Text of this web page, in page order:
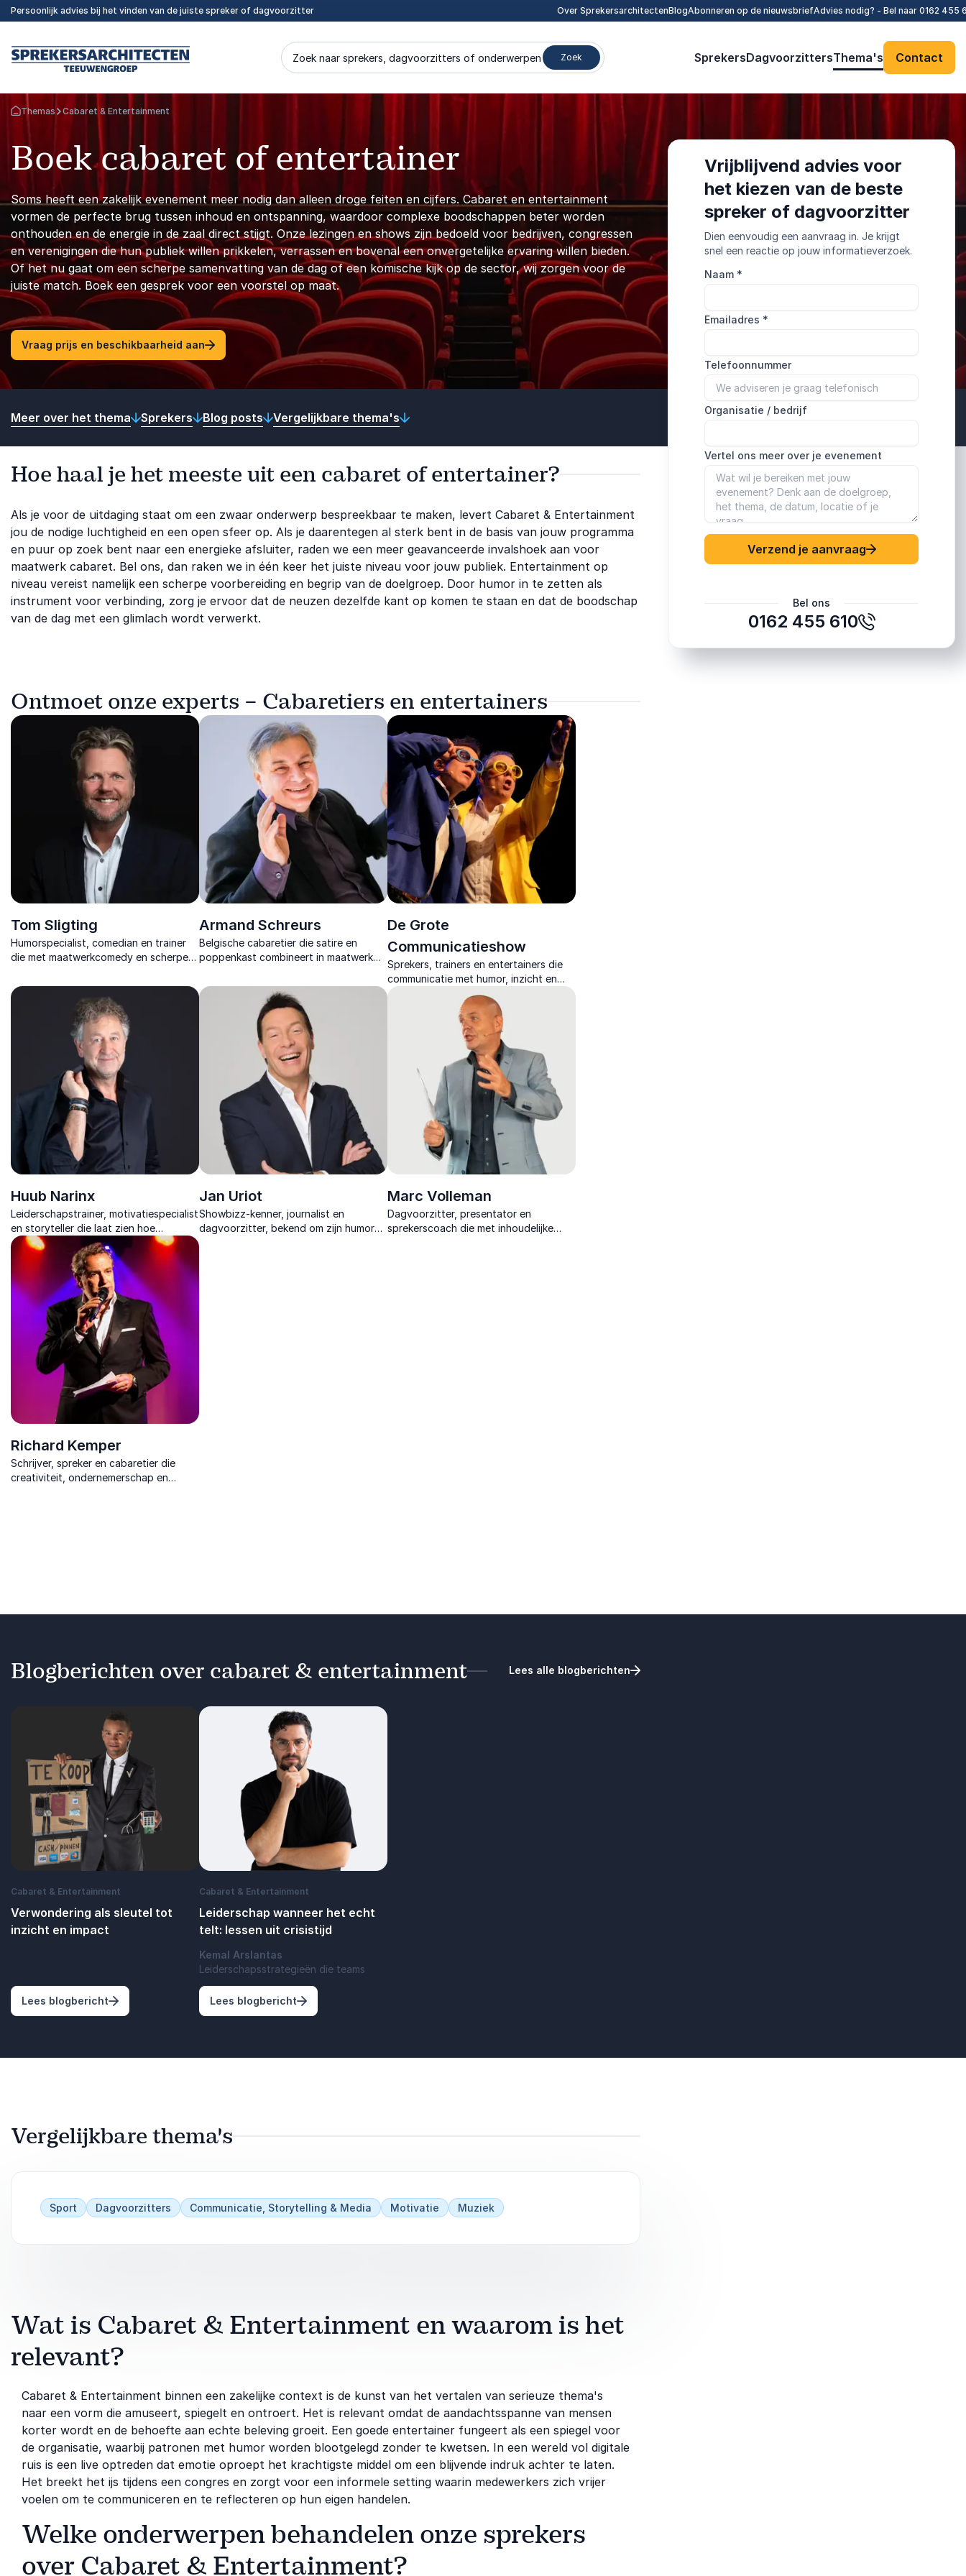
Persoonlijk advies bij het vinden van de juiste spreker of dagvoorzitter Over SprekersarchitectenBlogAbonneren op de nieuwsbriefAdvies nodig? - Bel naar 0162 455
Zoek naar sprekers, dagvoorzitters of onderwerpen Zoek SprekersDagvoorzittersThema's Contact
Terug naar de startpagina
Themas Cabaret & Entertainment
Boek cabaret of entertainer
Soms heeft een zakelijk evenement meer nodig dan alleen droge feiten en cijfers. Cabaret en entertainment
vormen de perfecte brug tussen inhoud en ontspanning, waardoor complexe boodschappen beter worden
onthouden en de energie in de zaal direct stijgt. Onze lezingen en shows zijn bedoeld voor bedrijven, congressen
en verenigingen die hun publiek willen prikkelen, verrassen en bovenal een onvergetelijke ervaring willen bieden.
Of het nu gaat om een scherpe samenvatting van de dag of een komische kijk op de sector, wij zorgen voor de
juiste match. Boek een gesprek voor een voorstel op maat.
Vraag prijs en beschikbaarheid aan
Vrijblijvend advies voor
het kiezen van de beste
spreker of dagvoorzitter
Dien eenvoudig een aanvraag in. Je krijgt
snel een reactie op jouw informatieverzoek.
Naam *
Emailadres *
Telefoonnummer
Organisatie / bedrijf
Vertel ons meer over je evenement
Verzend je aanvraag
Bel ons
0162 455 610
Meer over het thema Sprekers Blog posts Vergelijkbare thema's
Hoe haal je het meeste uit een cabaret of entertainer?
Als je voor de uitdaging staat om een zwaar onderwerp bespreekbaar te maken, levert Cabaret & Entertainment
jou de nodige luchtigheid en een open sfeer op. Als je daarentegen al sterk bent in de basis van jouw programma
en puur op zoek bent naar een energieke afsluiter, raden we een meer geavanceerde invalshoek aan voor
maatwerk cabaret. Bel ons, dan raken we in één keer het juiste niveau voor jouw publiek. Entertainment op
niveau vereist namelijk een scherpe voorbereiding en begrip van de doelgroep. Door humor in te zetten als
instrument voor verbinding, zorg je ervoor dat de neuzen dezelfde kant op komen te staan en dat de boodschap
van de dag met een glimlach wordt verwerkt.
Ontmoet onze experts – Cabaretiers en entertainers
Tom Sligting
Humorspecialist, comedian en trainer
die met maatwerkcomedy en scherpe
verbinding creëert binnen teams.
Armand Schreurs
Belgische cabaretier die satire en
poppenkast combineert in maatwerk
journalistieke ervaring en
improvisatietalent.
De Grote
Communicatieshow
Sprekers, trainers en entertainers die
communicatie met humor, inzicht en
praktische tools combineren tot een
energieke ervaring die teams direct
Huub Narinx
Leiderschapstrainer, motivatiespecialist
en storyteller die laat zien hoe
vertrouwen, energie en focus teams
sterker maken en organisaties vooruit
helpen.
Jan Uriot
Showbizz-kenner, journalist en
dagvoorzitter, bekend om zijn humor
en vlijmscherpe inzichten uit de
Marc Volleman
Dagvoorzitter, presentator en
sprekerscoach die met inhoudelijke
Richard Kemper
Schrijver, spreker en cabaretier die
creativiteit, ondernemerschap en
Blogberichten over cabaret & entertainment
Cabaret & Entertainment
Verwondering als sleutel tot
inzicht en impact
Lees blogbericht: Verwondering als sleutel tot inzicht en impact
Cabaret & Entertainment
Leiderschap wanneer het echt
telt: lessen uit crisistijd
Kemal Arslantas
Leiderschapsstrategieën die teams
Lees blogbericht: Leiderschap wanneer het echt telt: lessen uit crisistijd
Lees alle blogberichten
Vergelijkbare thema's
Sport Dagvoorzitters Communicatie, Storytelling & Media Motivatie Muziek
Wat is Cabaret & Entertainment en waarom is het
relevant?
Cabaret & Entertainment binnen een zakelijke context is de kunst van het vertalen van serieuze thema's
naar een vorm die amuseert, spiegelt en ontroert. Het is relevant omdat de aandachtsspanne van mensen
korter wordt en de behoefte aan echte beleving groeit. Een goede entertainer fungeert als een spiegel voor
de organisatie, waarbij patronen met humor worden blootgelegd zonder te kwetsen. In een wereld vol digitale
ruis is een live optreden dat emotie oproept het krachtigste middel om een blijvende indruk achter te laten.
Het breekt het ijs tijdens een congres en zorgt voor een informele setting waarin medewerkers zich vrijer
voelen om te communiceren en te reflecteren op hun eigen handelen.
Welke onderwerpen behandelen onze sprekers
over Cabaret & Entertainment?